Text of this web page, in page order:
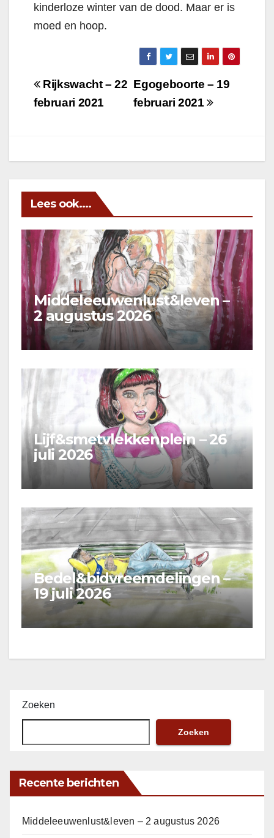
kinderloze winter van de dood. Maar er is
moed en hoop.
Berichtnavigatie
Egogeboorte – 19
februari 2021
Rijkswacht – 22
februari 2021
Lees ook....
Middeleeuwenlust&leven –
2 augustus 2026
Lijf&smetvlekkenplein – 26
juli 2026
Bedel&bidvreemdelingen –
19 juli 2026
Zoeken
Zoeken
Recente berichten
Middeleeuwenlust&leven – 2 augustus 2026